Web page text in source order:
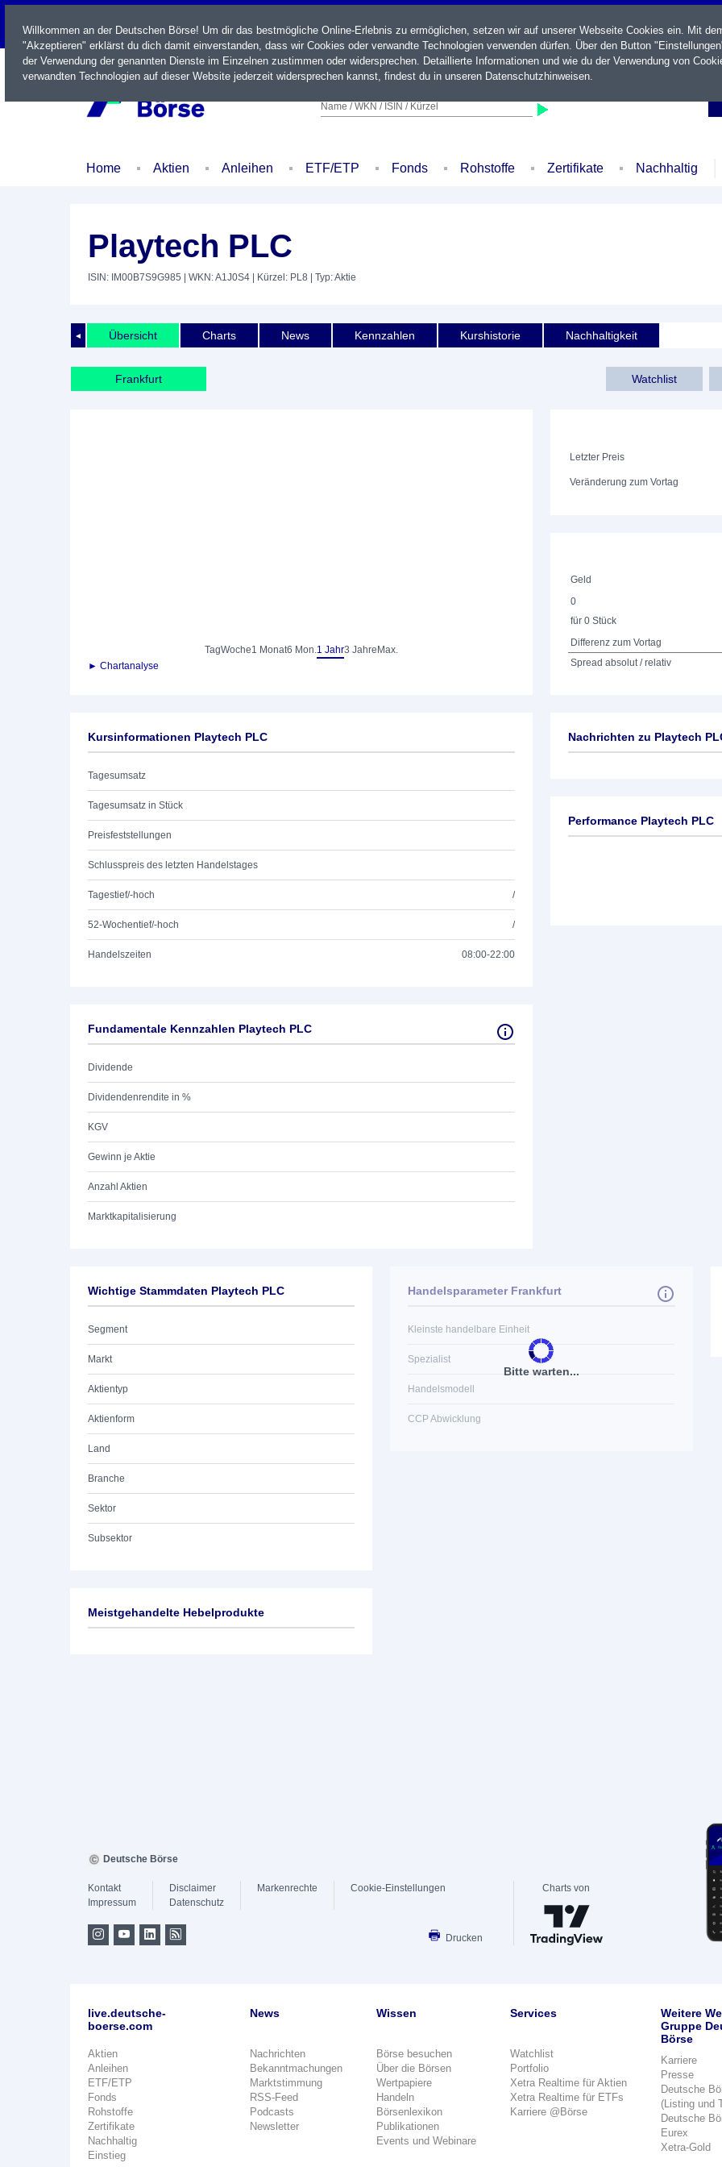
LIVE
Name / WKN / ISIN / Kürzel
Home Aktien Anleihen ETF/ETP Fonds Rohstoffe Zertifikate Nachhaltig
Playtech PLC
ISIN: IM00B7S9G985 | WKN: A1J0S4 | Kürzel: PL8 | Typ: Aktie
◄ Übersicht Charts News Kennzahlen Kurshistorie Nachhaltigkeit
Frankfurt Watchlist
TagWoche1 Monat6 Mon.1 Jahr3 Jahre Max.
► Chartanalyse
Letzter Preis
Veränderung zum Vortag
Geld
0
für 0 Stück
Differenz zum Vortag
Spread absolut / relativ
Kursinformationen Playtech PLC
Tagesumsatz
Tagesumsatz in Stück
Preisfeststellungen
Schlusspreis des letzten Handelstages
Tagestief/-hoch /
52-Wochentief/-hoch /
Handelszeiten 08:00-22:00
Fundamentale Kennzahlen Playtech PLC
Dividende
Dividendenrendite in %
KGV
Gewinn je Aktie
Anzahl Aktien
Marktkapitalisierung
Nachrichten zu Playtech
Performance Playtech PLC
Wichtige Stammdaten Playtech PLC
Segment
Markt
Aktientyp
Aktienform
Land
Branche
Sektor
Subsektor
Bitte warten...
Handelsparameter Frankfurt
Kleinste handelbare Einheit
Spezialist
Handelsmodell
CCP Abwicklung
Meistgehandelte Hebelprodukte
Willkommen an der Deutschen Börse! Um dir das bestmögliche Online-Erlebnis zu ermöglichen, setzen wir auf unserer Webseite Cookies ein. Mit
"Akzeptieren" erklärst du dich damit einverstanden, dass wir Cookies oder verwandte Technologien verwenden dürfen. Über den Button
der Verwendung der genannten Dienste im Einzelnen zustimmen oder widersprechen. Detaillierte Informationen und wie du der Verwendung von
verwandten Technologien auf dieser Website jederzeit widersprechen kannst, findest du in unseren Datenschutzhinweisen.
Deutsche Börse
Kontakt
Impressum
Disclaimer
Datenschutz
Markenrechte Cookie-Einstellungen
Drucken
Charts von
live.deutsche-
boerse.com
Aktien
Anleihen
ETF/ETP
Fonds
Rohstoffe
Zertifikate
Nachhaltig
Einstieg
News
Nachrichten
Bekanntmachungen
Marktstimmung
RSS-Feed
Podcasts
Newsletter
Wissen
Börse besuchen
Über die Börsen
Wertpapiere
Handeln
Börsenlexikon
Publikationen
Events und Webinare
Services
Watchlist
Portfolio
Xetra Realtime für Aktien
Xetra Realtime für ETFs
Karriere @Börse
Weitere
Gruppe
Börse
Karriere
Presse
Deutsche
(Listing und
Deutsche
Eurex
Xetra-Gold